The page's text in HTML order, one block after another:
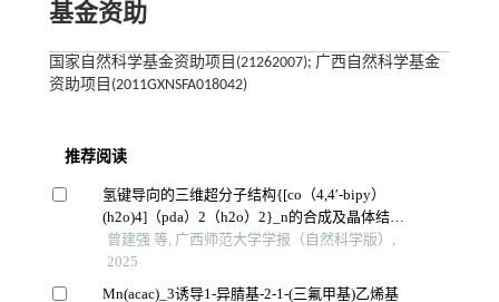
基金资助
国家自然科学基金资助项目(21262007); 广西自然科学基金
资助项目(2011GXNSFA018042)